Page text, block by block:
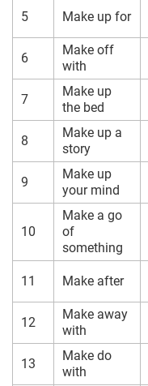
5 Make up for
6
Make off
with
7
Make up
the bed
8
Make up a
story
9
Make up
your mind
10
Make a go
of
something
11 Make after
12
Make away
with
13
Make do
with